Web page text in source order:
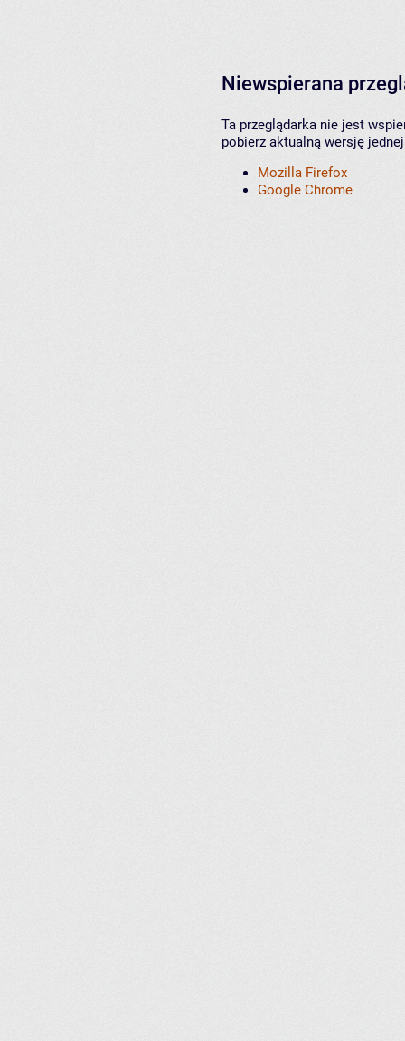
Niewspierana
Ta przeglądarka nie jest
pobierz aktualną wersję
Mozilla Firefox
Google Chrome